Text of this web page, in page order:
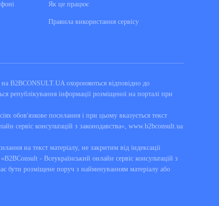
Як це працює
Правила використання сервiсу
B2BCONSULT.UA охороняються відповідно до
републікування інформації розміщеної на порталі при
обов'язкове посилання і при цьому вказується текст
сервіс консультацій з законодавства», www.b2bconsult.ua
на текст матеріалу, не закритим від індексації
- Всеукраїнський онлайн сервіс консультацій з
бути розміщене поруч з найменуванням матеріалу або